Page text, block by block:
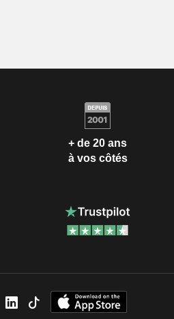
+ de 20 ans
à vos côtés